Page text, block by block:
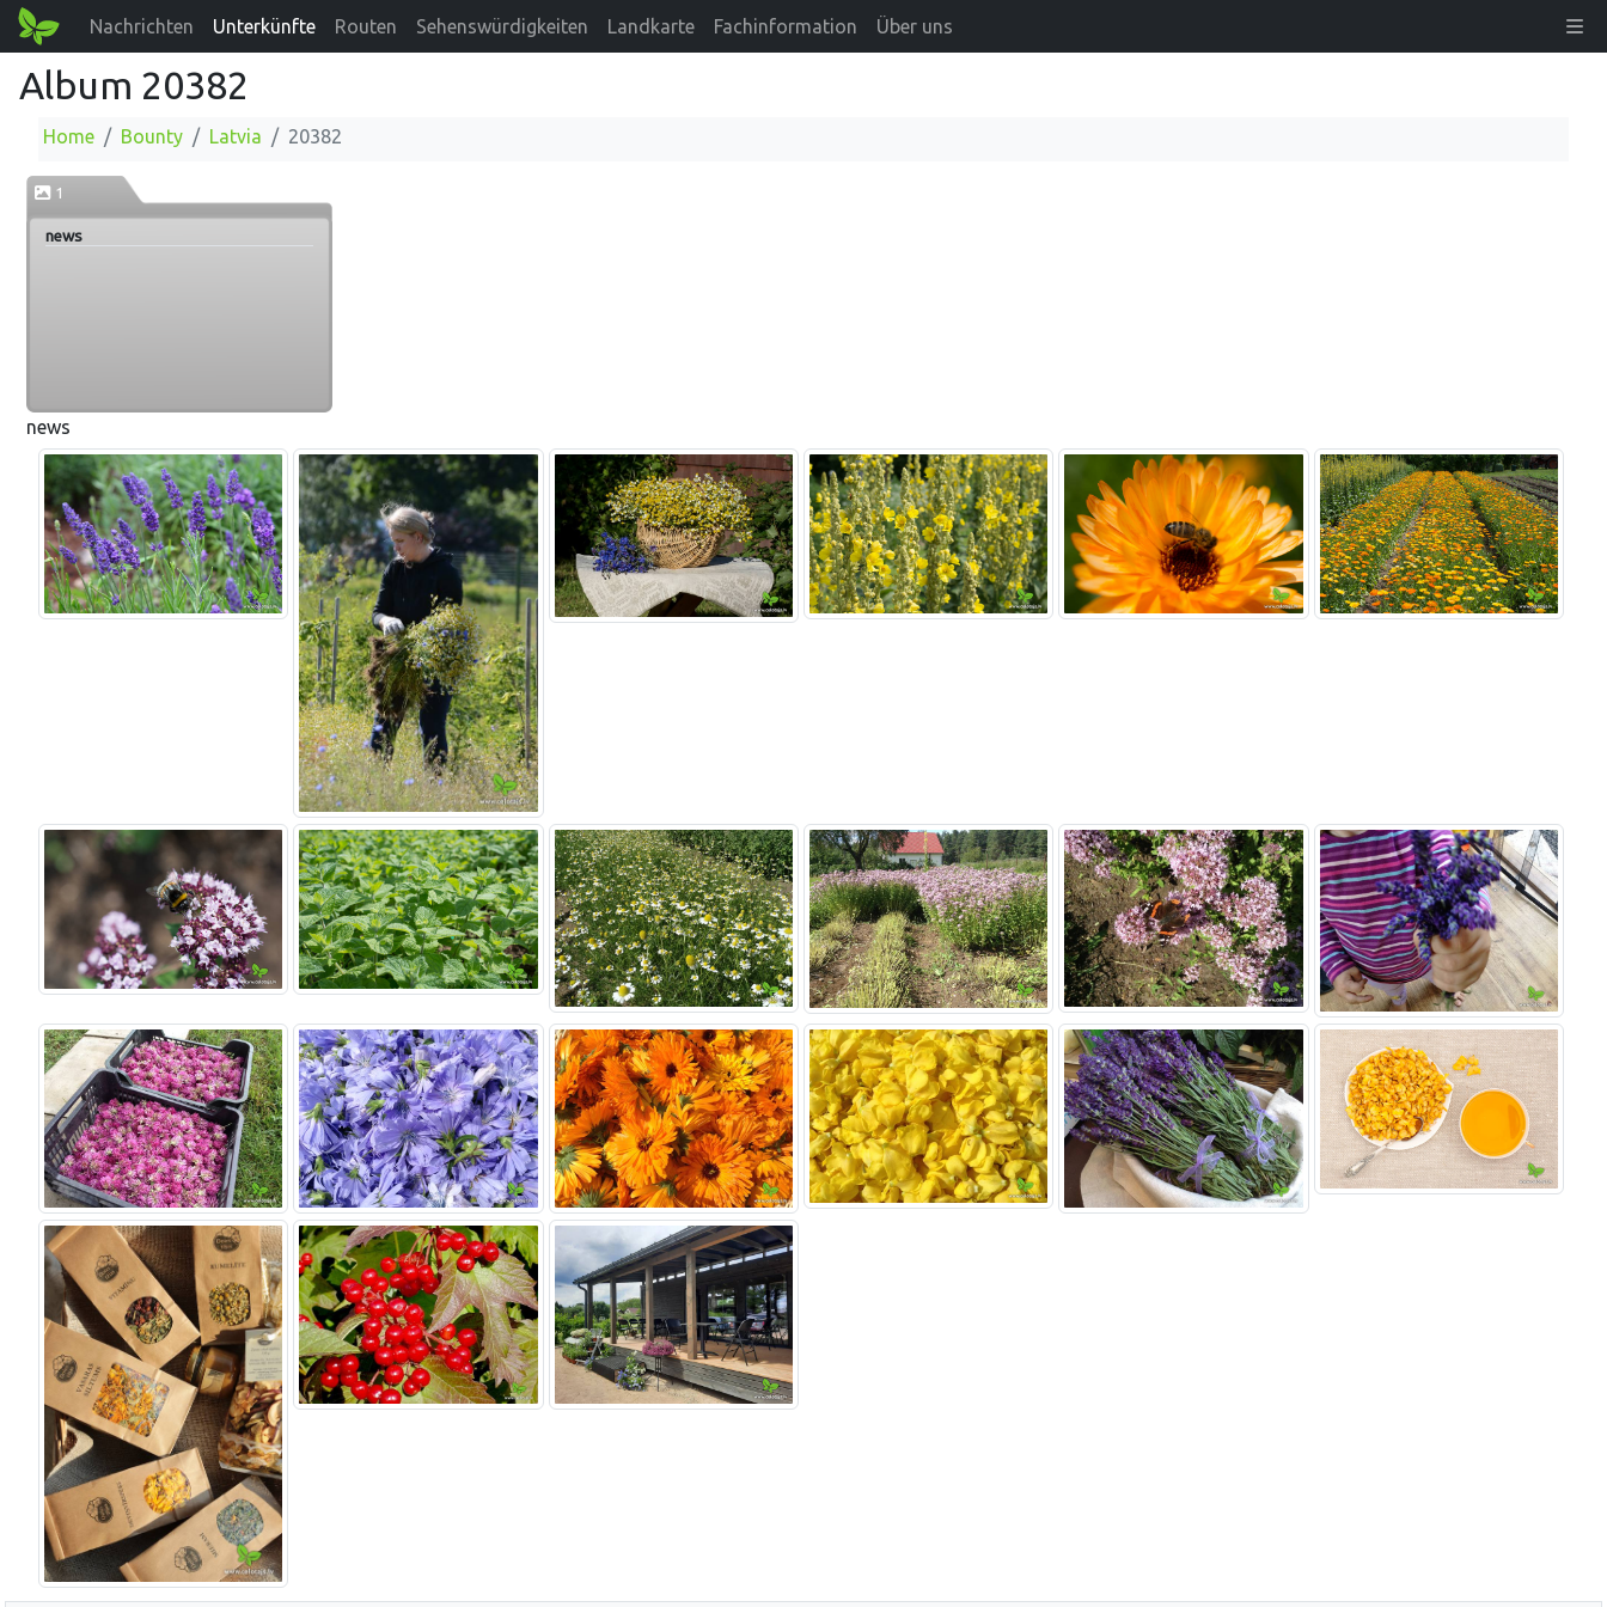
Nachrichten Unterkünfte Routen Sehenswürdigkeiten Landkarte Fachinformation Über uns
Album 20382
Home Bounty Latvia 20382
1
news
news